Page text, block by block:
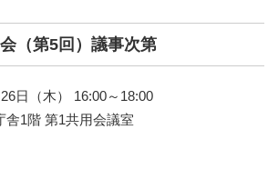
（第5回）議事次第
日（木） 16:00～18:00
舎1階 第1共用会議室